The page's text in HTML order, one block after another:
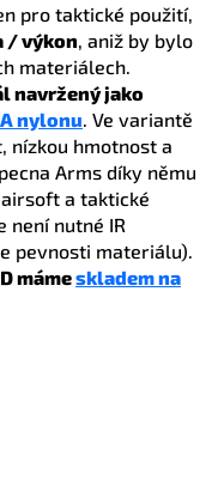
pro taktické použití,
/ výkon, aniž by bylo
materiálech.
navržený jako
nylonu. Ve variantě
nízkou hmotnost a
Arms díky němu
a taktické
není nutné IR
pevnosti materiálu).
mámeskladem na